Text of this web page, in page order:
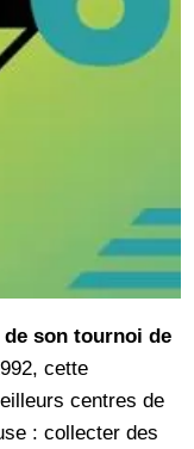
son tournoi de
cette
centres de
: collecter des